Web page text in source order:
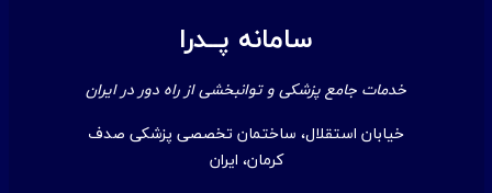
سامانه پــدرا
خدمات جامع پزشکی و توانبخشی از راه دور در ایران
خیابان استقلال، ساختمان تخصصی پزشکی صدف
کرمان، ایران